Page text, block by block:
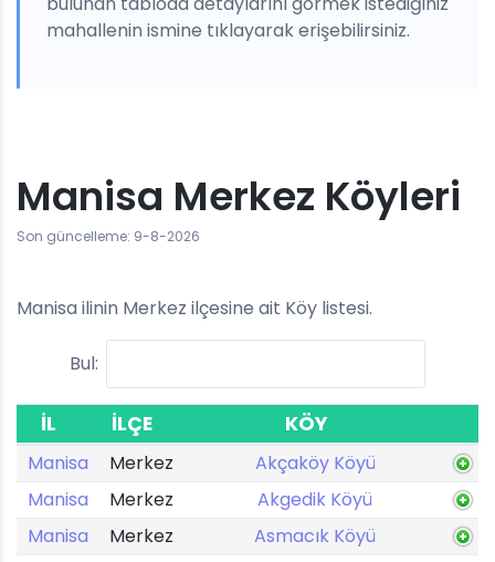
mahallenin ismine tıklayarak erişebilirsiniz.
Manisa Merkez Köyleri
Son güncelleme: 9-8-2026
Manisa ilinin Merkez ilçesine ait Köy listesi.
Bul:
İL İLÇE KÖY
Manisa Merkez
Akçaköy Köyü
Manisa
Merkez
Akgedik Köyü
Manisa
Merkez
Asmacık Köyü